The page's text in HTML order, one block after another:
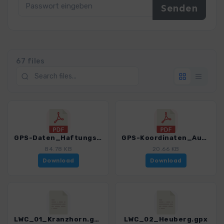
67 files
GPS-Daten_Haftungsausschluss-Nutzungsbedingungen_WB_Leichte Wanderungen Chiemgau.pdf
84.78 KB
Download
GPS-Koordinaten_Ausgangspunkte_WB_Leichte Wanderungen Chiemgau.pdf
20.66 KB
Download
LWC_01_Kranzhorn.gpx LWC_02_Heuberg.gpx